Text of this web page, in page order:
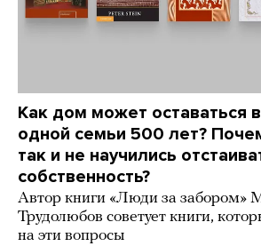
Как дом может оставаться
одной семьи 500 лет?
так и не научились
собственность?
Автор книги «Люди за забором»
Трудолюбов советует книги,
на эти вопросы